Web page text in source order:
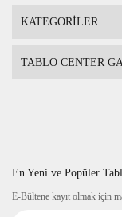
Birden fazla
KATEGORİLER
TABLO CENTER
En Yeni ve Popüler
E-Bültene kayıt olmak için